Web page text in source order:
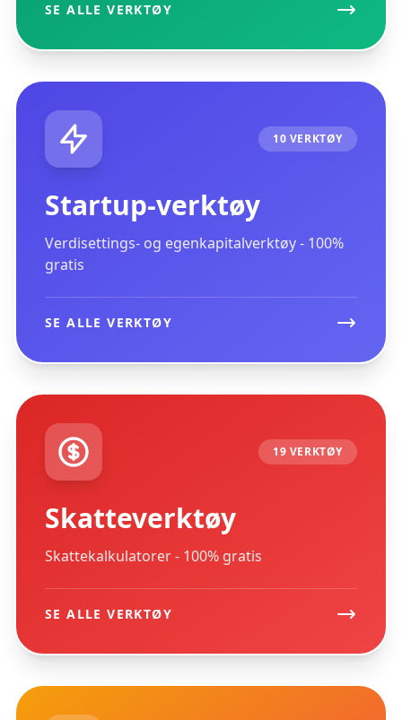
SE ALLE VERKTØY
10 VERKTØY
Startup-verktøy
Verdisettings- og egenkapitalverktøy - 100%
gratis
SE ALLE VERKTØY
19 VERKTØY
Skatteverktøy
Skattekalkulatorer - 100% gratis
SE ALLE VERKTØY